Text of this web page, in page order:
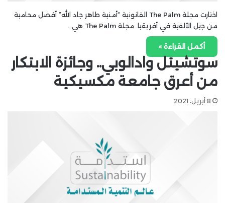
اختارت مجلة The Palm القانونية “أمنية طاهر جاد الله” أفضل محامية
من جيل الألفية في أفريقيا. مجلة The Palm هي…
أكمل القراءة »
سوتشيتل وادالوبي.. وجائزة الابتكار
من أعرق جامعة مكسيكية
8 أبريل، 2021